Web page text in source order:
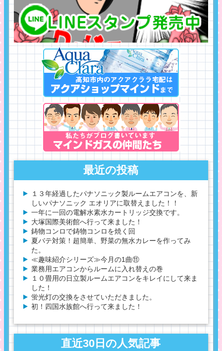
最近の投稿
１３年経過したパナソニック製ルームエアコンを、新
しいパナソニック エオリアに取替えました！！
一年に一回の電解水素水カートリッジ交換です。
大塚国際美術館へ行って来ました！
鋳物コンロで鋳物コンロを焼く回
夏バテ対策！超簡単、野菜の無水カレーを作ってみ
た。
≪趣味紹介シリーズ≫今月の1曲⑪
業務用エアコンからルームに入れ替えの巻
１０畳用の日立製ルームエアコンをキレイにして来ま
した！
蛍光灯の交換をさせていただきました。
初！四国水族館へ行って来ました！
直近30日の人気記事